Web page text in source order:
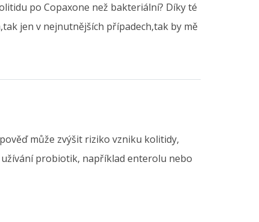
po Copaxone než bakteriální? Díky té
jen v nejnutnějších případech,tak by mě
může zvýšit riziko vzniku kolitidy,
probiotik, například enterolu nebo